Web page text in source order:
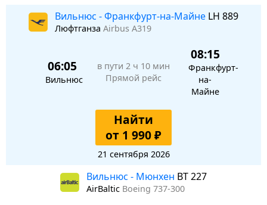
Вильнюс - Франкфурт-на-Майне LH 889
Люфтганза Airbus A319
06:05
Вильнюс
в пути 2 ч 10 мин
Прямой рейс
08:15
Франкфурт-
на-
Майне
Найти
от 1 990 ₽
21 сентября 2026
Вильнюс - Мюнхен BT 227
AirBaltic Boeing 737-300